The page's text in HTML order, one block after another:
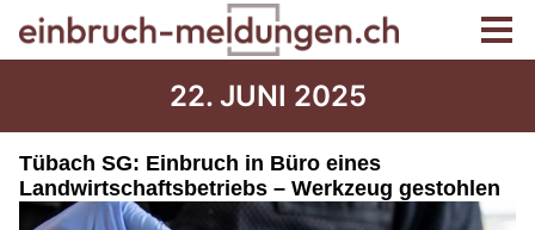
22. JUNI 2025
Tübach SG: Einbruch in Büro eines
Landwirtschaftsbetriebs – Werkzeug gestohlen